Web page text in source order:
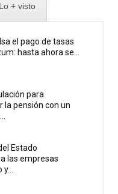
Lo + visto
el pago de tasas
hasta ahora se...
para
la pensión con un
Estado
las empresas